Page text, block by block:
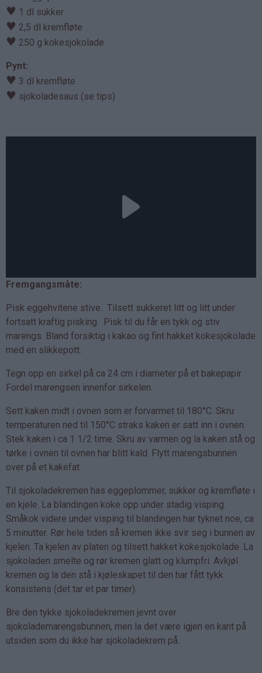
♥ 1 dl sukker
♥ 2,5 dl kremfløte
♥ 250 g kokesjokolade
Pynt:
♥ 3 dl kremfløte
♥ sjokoladesaus (se tips)
Fremgangsmåte:
Pisk eggehvitene stive. Tilsett sukkeret litt og litt under
fortsatt kraftig pisking. Pisk til du får en tykk og stiv
marengs. Bland forsiktig i kakao og fint hakket kokesjokolade
med en slikkepott.
Tegn opp en sirkel på ca 24 cm i diameter på et bakepapir.
Fordel marengsen innenfor sirkelen.
Sett kaken midt i ovnen som er forvarmet til 180°C. Skru
temperaturen ned til 150°C straks kaken er satt inn i ovnen.
Stek kaken i ca 1 1/2 time. Skru av varmen og la kaken stå og
tørke i ovnen til ovnen har blitt kald. Flytt marengsbunnen
over på et kakefat.
Til sjokoladekremen has eggeplommer, sukker og kremfløte i
en kjele. La blandingen koke opp under stadig visping.
Småkok videre under visping til blandingen har tyknet noe, ca
5 minutter. Rør hele tiden så kremen ikke svir seg i bunnen av
kjelen. Ta kjelen av platen og tilsett hakket kokesjokolade. La
sjokoladen smelte og rør kremen glatt og klumpfri. Avkjøl
kremen og la den stå i kjøleskapet til den har fått tykk
konsistens (det tar et par timer).
Bre den tykke sjokoladekremen jevnt over
sjokolademarengsbunnen, men la det være igjen en kant på
utsiden som du ikke har sjokoladekrem på.